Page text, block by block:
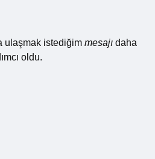
ulaşmak istediğim mesajı daha
oldu.